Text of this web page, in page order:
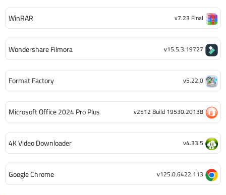
WinRAR v7.23 Final
Wondershare Filmora v15.5.3.19727
Format Factory v5.22.0
Microsoft Office 2024 Pro Plus v2512 Build 19530.20138
4K Video Downloader v4.33.5
Google Chrome v125.0.6422.113